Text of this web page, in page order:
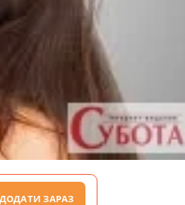
ДОДАТИ ЗАРАЗ